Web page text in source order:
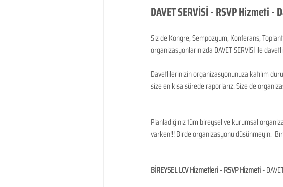
DAVET SERVİSİ - RSVP Hizmeti
Siz de Kongre, Sempozyum, Konferans,
organizasyonlarınızda DAVET SERVİSİ ile
Davetlilerinizin organizasyonunuza katılım
size en kısa sürede raporlarız. Size de
Planladığınız tüm bireysel ve kurumsal
varken!!! Birde organizasyonu düşünmeyin.
BİREYSEL LCV Hizmetleri - RSVP Hizmeti -